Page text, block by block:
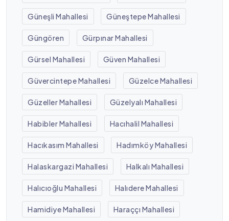
Güneşli Mahallesi Güneştepe Mahallesi
Güngören Gürpınar Mahallesi
Gürsel Mahallesi Güven Mahallesi
Güvercintepe Mahallesi Güzelce Mahallesi
Güzeller Mahallesi Güzelyalı Mahallesi
Habibler Mahallesi Hacıhalil Mahallesi
Hacıkasım Mahallesi Hadımköy Mahallesi
Halaskargazi Mahallesi Halkalı Mahallesi
Halıcıoğlu Mahallesi Halıdere Mahallesi
Hamidiye Mahallesi Haraççı Mahallesi